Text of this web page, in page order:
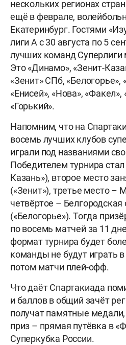
нескольких регионах
ещё в феврале,
Екатеринбург. Гостями
лиги А с 30 августа по 5
лучших команд Суперлиги
Это «Динамо», «Зенит-
«Зенит» СПб,
«Енисей», «Нова»,
«Горький».
Напомним, что на
восемь лучших клубов
играли под названиями
Победителем турнира
Казань»), второе место
(«Зенит»), третье место –
четвёртое – Белгородская
(«Белогорье»). Тогда
по восемь матчей за 11
формат турнира будет
команды не будут играть
потом матчи плей-офф.
Что даёт Спартакиада
и баллов в общий зачёт
получат памятные
приз – прямая путёвка в
Суперкубка России.